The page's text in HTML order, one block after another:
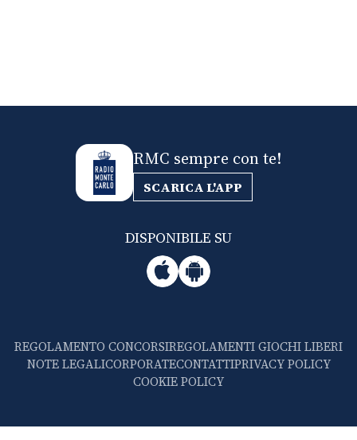
RMC sempre con te!
SCARICA L'APP
DISPONIBILE SU
REGOLAMENTO CONCORSIREGOLAMENTI GIOCHI LIBERI
NOTE LEGALICORPORATECONTATTIPRIVACY POLICY
COOKIE POLICY